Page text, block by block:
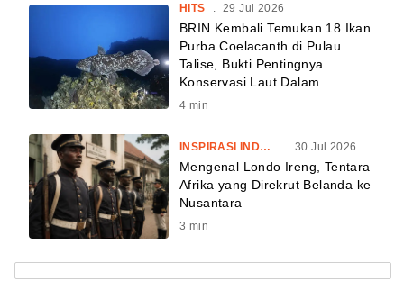
HITS 29 Jul 2026
BRIN Kembali Temukan 18 Ikan
Purba Coelacanth di Pulau
Talise, Bukti Pentingnya
Konservasi Laut Dalam
4 min
INSPIRASI INDONESIA 30 Jul 2026
Mengenal Londo Ireng, Tentara
Afrika yang Direkrut Belanda ke
Nusantara
3 min